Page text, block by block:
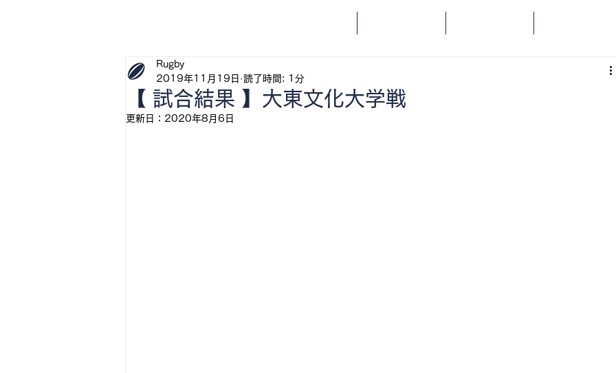
【 試合結果 】大東文化大学戦
Rugby
2019年11月19日 読了時間: 1分
更新日： 2020年8月6日